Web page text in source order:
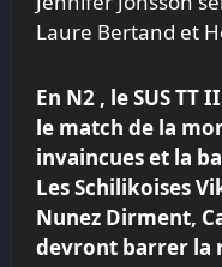
Laure Bertand et
En N2 , le SUS TT
le match de la
invaincues et la
Les Schilikoises
Nunez Dirment,
devront barrer la